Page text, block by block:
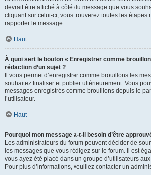
devrait être affiché à côté du message que vous
cliquant sur celui-ci, vous trouverez toutes les étapes
rapporter le message.
Haut
À quoi sert le bouton « Enregistrer comme
rédaction d’un sujet ?
Il vous permet d’enregistrer comme brouillons les
souhaitez finaliser et publier ultérieurement. Vous
messages enregistrés comme brouillons depuis le
l’utilisateur.
Haut
Pourquoi mon message a-t-il besoin d’être
Les administrateurs du forum peuvent décider de
les messages que vous rédigez sur le forum. Il est
vous ayez été placé dans un groupe d’utilisateurs
Pour plus d’informations, veuillez contacter un